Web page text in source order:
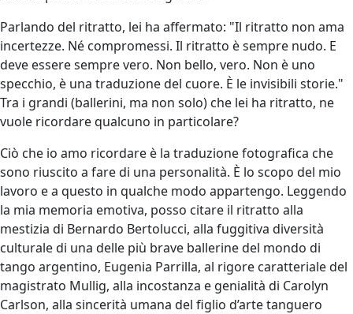
Parlando del ritratto, lei ha affermato: "Il ritratto non ama
incertezze. Né compromessi. Il ritratto è sempre nudo. E
deve essere sempre vero. Non bello, vero. Non è uno
specchio, è una traduzione del cuore. È le invisibili storie."
Tra i grandi (ballerini, ma non solo) che lei ha ritratto, ne
vuole ricordare qualcuno in particolare?
Ciò che io amo ricordare è la traduzione fotografica che
sono riuscito a fare di una personalità. È lo scopo del mio
lavoro e a questo in qualche modo appartengo. Leggendo
la mia memoria emotiva, posso citare il ritratto alla
mestizia di Bernardo Bertolucci, alla fuggitiva diversità
culturale di una delle più brave ballerine del mondo di
tango argentino, Eugenia Parrilla, al rigore caratteriale del
magistrato Mullig, alla incostanza e genialità di Carolyn
Carlson, alla sincerità umana del figlio d’arte tanguero